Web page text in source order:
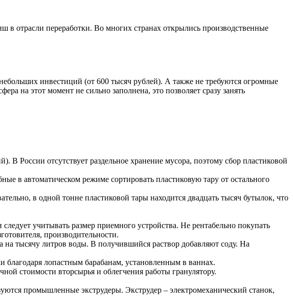
в отрасли переработки. Во многих странах открылись производственные
инвестиций (от 600 тысяч рублей). А также не требуются огромные
на этот момент не сильно заполнена, это позволяет сразу занять
России отсутствует раздельное хранение мусора, поэтому сбор пластиковой
в автоматическом режиме сортировать пластиковую тару от остального
в одной тонне пластиковой тары находится двадцать тысяч бутылок, что
учитывать размер приемного устройства. Не рентабельно покупать
производительности.
на тысячу литров воды. В получившийся раствор добавляют соду. На
лопастным барабанам, установленным в ваннах.
стоимости вторсырья и облегчения работы гранулятору.
промышленные экструдеры. Экструдер – электромеханический станок,